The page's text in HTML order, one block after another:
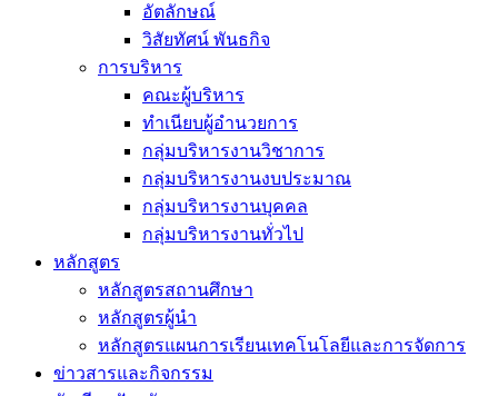
อัตลักษณ์
วิสัยทัศน์ พันธกิจ
การบริหาร
คณะผู้บริหาร
ทำเนียบผู้อำนวยการ
กลุ่มบริหารงานวิชาการ
กลุ่มบริหารงานงบประมาณ
กลุ่มบริหารงานบุคคล
กลุ่มบริหารงานทั่วไป
หลักสูตร
หลักสูตรสถานศึกษา
หลักสูตรผู้นำ
หลักสูตรแผนการเรียนเทคโนโลยีและการจัดการ
ข่าวสารและกิจกรรม